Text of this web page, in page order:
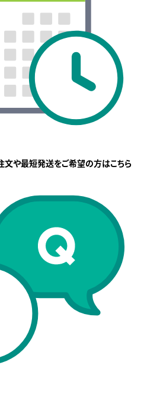
文や最短発送をご希望の方はこちら